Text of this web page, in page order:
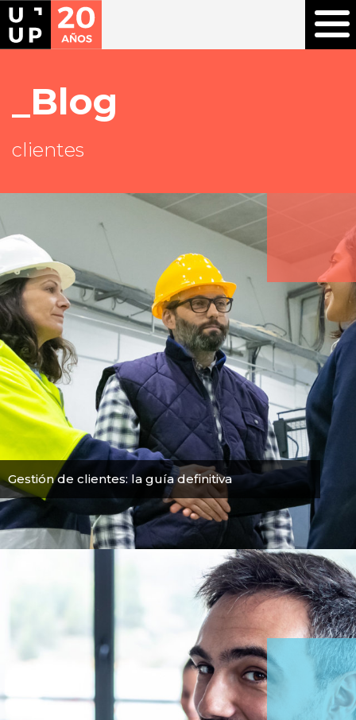
Blog
clientes
Gestión de clientes: la guía definitiva